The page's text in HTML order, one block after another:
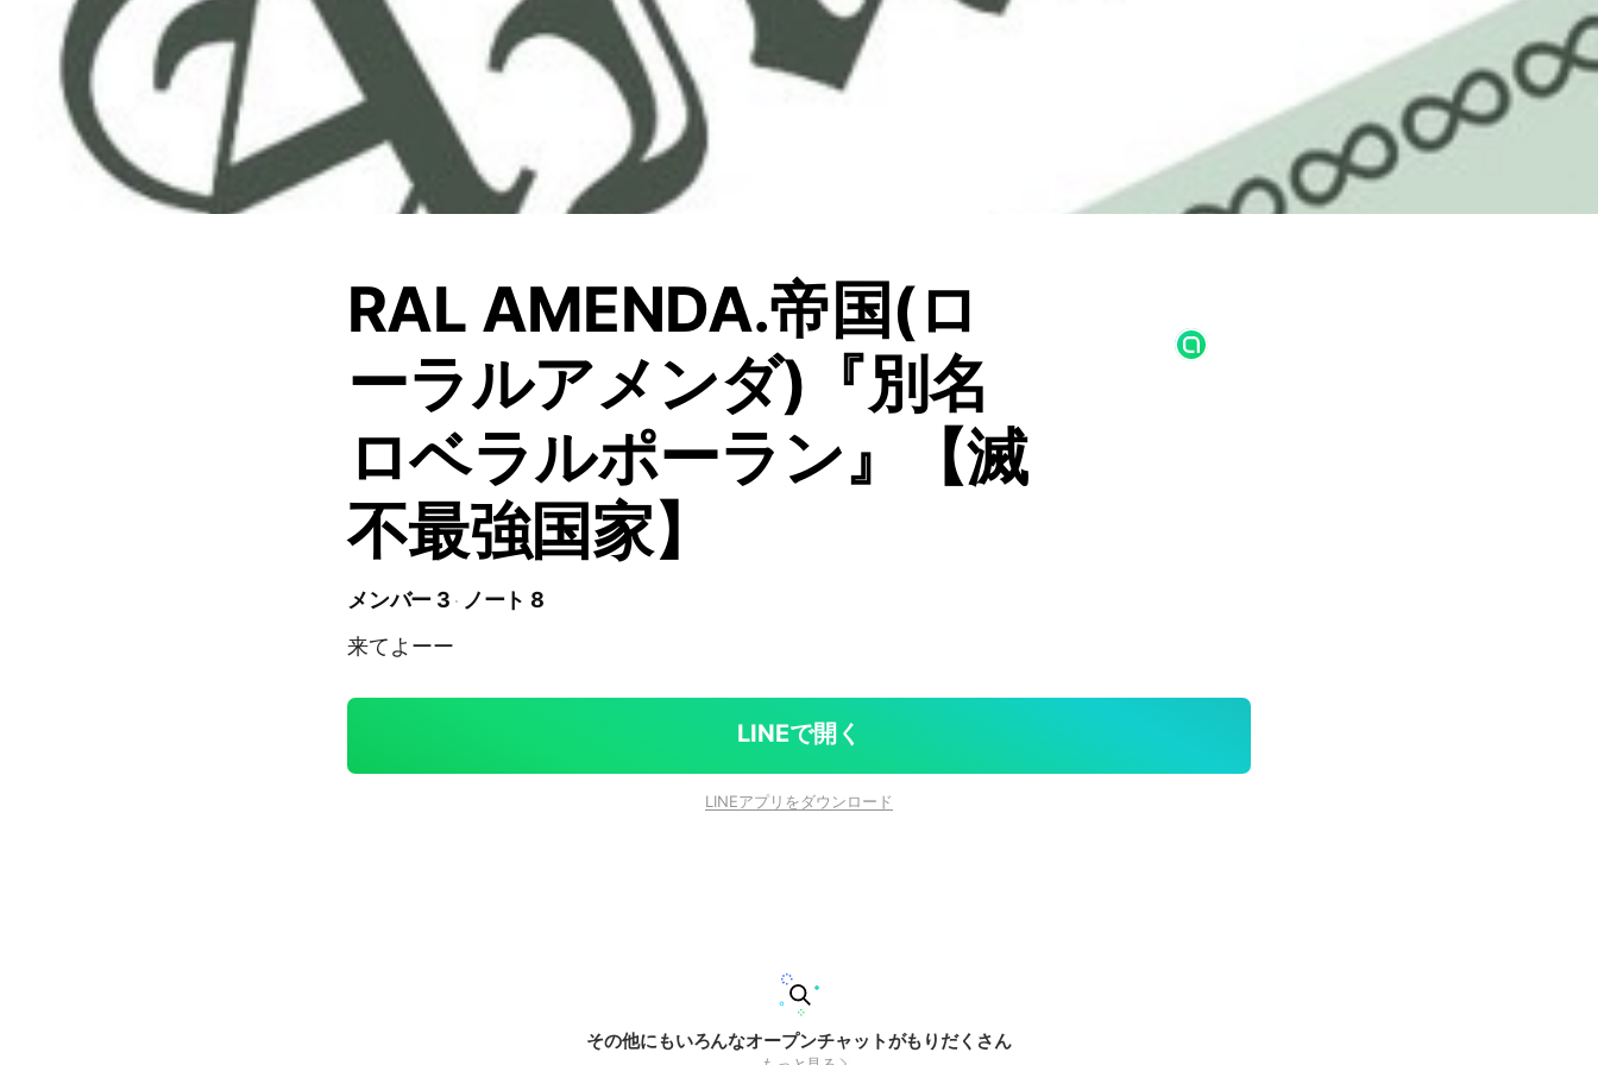
RAL AMENDA.帝国(ロ
ーラルアメンダ)『別名
ロベラルポーラン』【滅
不最強国家】
メンバー 3
ノート 8
来てよーー
LINEで開く
LINEアプリをダウンロード
その他にもいろんなオープンチャットがもりだくさん